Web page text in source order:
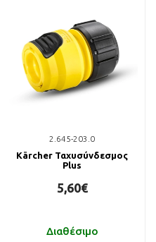
2.645-203.0
Kärcher Ταχυσύνδεσμος
Plus
5,60€
Διαθέσιμο